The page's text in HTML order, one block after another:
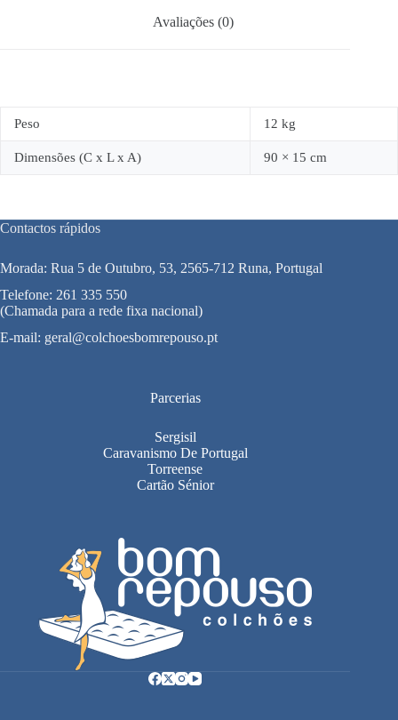
Avaliações (0)
Peso 12 kg
Dimensões (C x L x A) 90 × 15 cm
Contactos rápidos
Morada: Rua 5 de Outubro, 53, 2565-712 Runa, Portugal
Telefone: 261 335 550
(Chamada para a rede fixa nacional)
E-mail: geral@colchoesbomrepouso.pt
Parcerias
Sergisil
Caravanismo De Portugal
Torreense
Cartão Sénior